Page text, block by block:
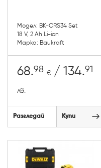
Модел: BK-CRS34 Set
18 V, 2 Ah Li-ion
Марка: Baukraft
68.98 € / 134.91
лв.
Разгледай Купи